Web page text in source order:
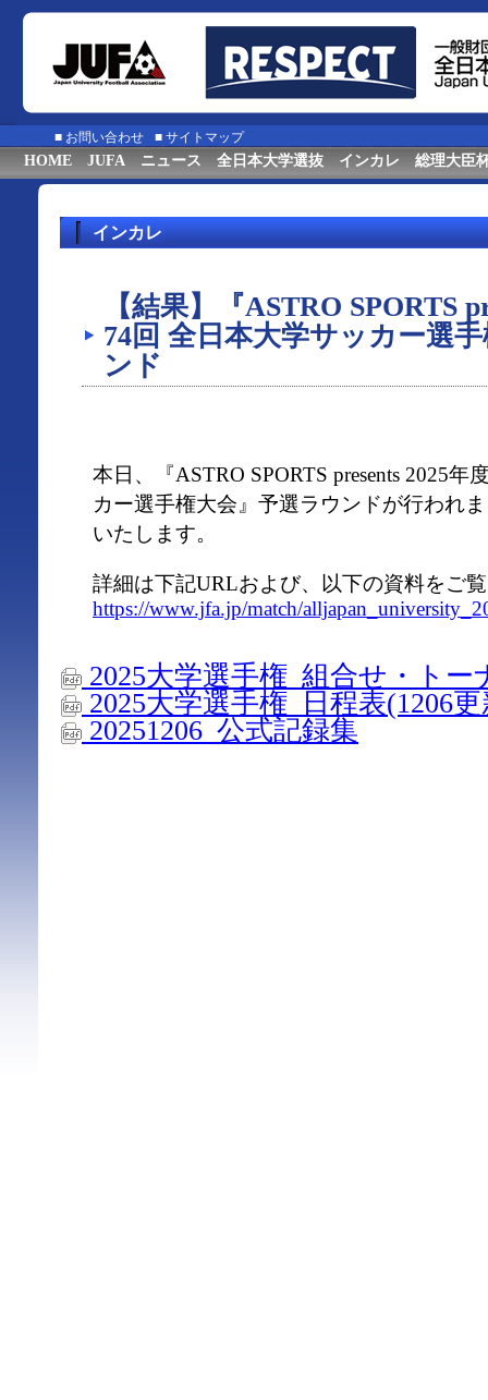
■ お問い合わせ ■ サイトマップ
HOME JUFA ニュース 全日本大学選抜 インカレ 総理大臣
インカレ
【結果】『ASTRO SPORTS
74回 全日本大学サッカー選
ンド
本日、『ASTRO SPORTS presents 2025年
カー選手権大会』予選ラウンドが行われ
いたします。
詳細は下記URLおよび、以下の資料をご
https://www.jfa.jp/match/
2025大学選手権_組合せ・ト
2025大学選手権_日程表(1206
20251206_公式記録集